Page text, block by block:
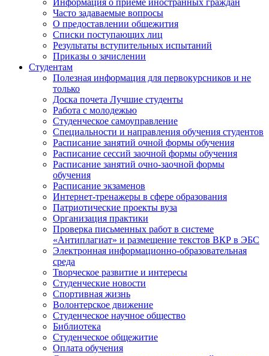
Информация о приеме иностранных граждан
Часто задаваемые вопросы
О предоставлении общежития
Списки поступающих лиц
Результаты вступительных испытаний
Приказы о зачислении
Студентам
Полезная информация для первокурсников и не
только
Доска почета Лучшие студенты
Работа с молодежью
Студенческое самоуправление
Специальности и направления обучения студентов
Расписание занятий очной формы обучения
Расписание сессий заочной формы обучения
Расписание занятий очно-заочной формы
обучения
Расписание экзаменов
Интернет-тренажеры в сфере образования
Патриотические проекты вуза
Организация практики
Проверка письменных работ в системе
«Антиплагиат» и размещение текстов ВКР в ЭБС
Электронная информационно-образовательная
среда
Творческое развитие и интересы
Студенческие новости
Спортивная жизнь
Волонтерское движение
Студенческое научное общество
Библиотека
Студенческое общежитие
Оплата обучения